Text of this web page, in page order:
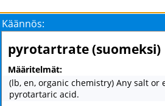
Käännös:
pyrotartrate (suomeksi)
Määritelmät:
(lb, en, organic chemistry) Any salt or
pyrotartaric acid.